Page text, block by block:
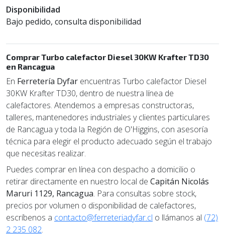
Disponibilidad
Bajo pedido, consulta disponibilidad
Comprar Turbo calefactor Diesel 30KW Krafter TD30
en Rancagua
En Ferretería Dyfar encuentras Turbo calefactor Diesel
30KW Krafter TD30, dentro de nuestra línea de
calefactores. Atendemos a empresas constructoras,
talleres, mantenedores industriales y clientes particulares
de Rancagua y toda la Región de O'Higgins, con asesoría
técnica para elegir el producto adecuado según el trabajo
que necesitas realizar.
Puedes comprar en línea con despacho a domicilio o
retirar directamente en nuestro local de Capitán Nicolás
Maruri 1129, Rancagua. Para consultas sobre stock,
precios por volumen o disponibilidad de calefactores,
escríbenos a contacto@ferreteriadyfar.cl o llámanos al (72)
2 235 082.